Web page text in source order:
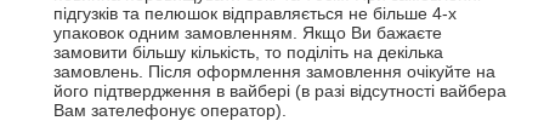
підгузків та пелюшок відправляється не більше 4-х
упаковок одним замовленням. Якщо Ви бажаєте
замовити більшу кількість, то поділіть на декілька
замовлень. Після оформлення замовлення очікуйте на
його підтвердження в вайбері (в разі відсутності вайбера
Вам зателефонує оператор).